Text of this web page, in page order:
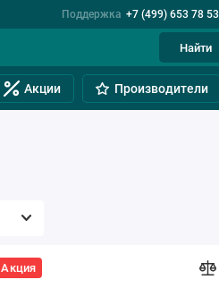
Поддержка +7 (499) 653 78 53
Найти
Акции Производители
Акция